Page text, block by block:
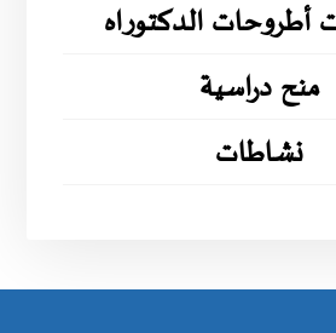
أطروحات الدكتوراه
منح دراسية
نشاطات